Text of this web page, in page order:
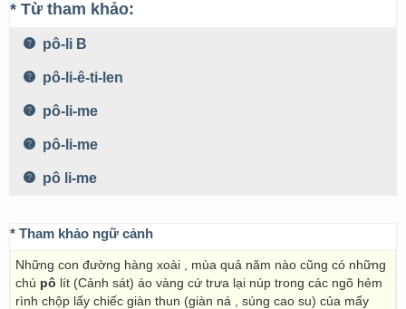
* Từ tham khảo:
pô-li B
pô-li-ê-ti-len
pô-li-me
pô-li-me
pô li-me
* Tham khảo ngữ cảnh
Những con đường hàng xoài , mùa quả năm nào cũng có những
chú pô lít (Cảnh sát) áo vàng cứ trưa lại núp trong các ngõ hẻm
rình chộp lấy chiếc giàn thun (giàn ná , súng cao su) của mấy